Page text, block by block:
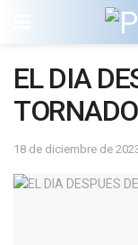
EL DIA
18 de diciembre de